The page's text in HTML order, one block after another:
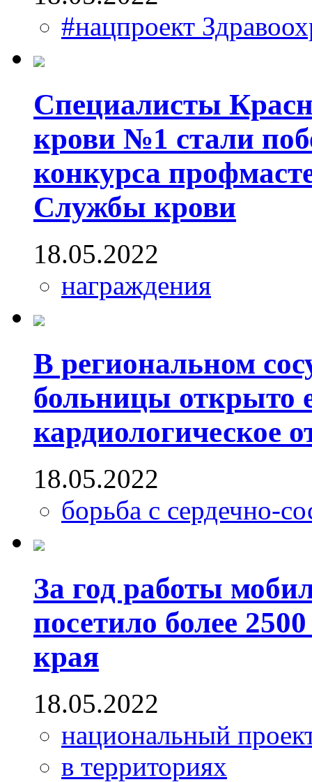
#нацпроект
Специалисты
крови №1 стали
конкурса
Службы крови
18.05.2022
награждения
В региональном
больницы открыто
кардиологическое
18.05.2022
борьба с сердечно-
За год работы
посетило более
края
18.05.2022
национальный
в территориях